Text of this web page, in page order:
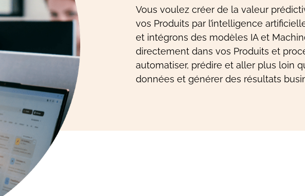
Vous voulez créer de la valeur
vos Produits par l’intelligence
et intégrons des modèles IA et
directement dans vos Produits et
automatiser, prédire et aller plus loin
données et générer des résultats